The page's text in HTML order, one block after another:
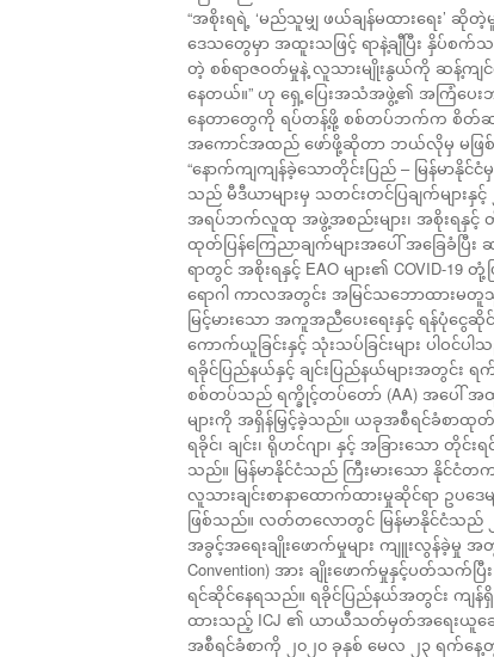
“အစိုးရရဲ့ ‘မည်သူမျှ ဖယ်ချန်မထားရေး’
ဒေသတွေမှာ အထူးသဖြင့် ရာနဲ့ချီပြီး နှိ
တဲ့ စစ်ရာဇဝတ်မှုနဲ့ လူသားမျိုးနွယ်ကို ဆန့်က
နေတယ်။” ဟု ရှေ့ပြေးအသံအဖွဲ့၏ အကြံပေး
နေတာတွေကို ရပ်တန့်ဖို့ စစ်တပ်ဘက်က စိတ်ဆန္ဒ
အကောင်အထည် ဖော်ဖို့ဆိုတာ ဘယ်လိုမှ မဖြ
“နောက်ကျကျန်ခဲ့သောတိုင်းပြည် – မြန်မာ
သည် မီဒီယာများမှ သတင်းတင်ပြချက်များ
အရပ်ဘက်လူထု အဖွဲ့အစည်းများ၊ အစိုးရနှင့်
ထုတ်ပြန်ကြေညာချက်များအပေါ် အခြေခံပ
ရာတွင် အစိုးရနှင့် EAO များ၏ COVID-19
ရောဂါ ကာလအတွင်း အမြင်သဘောထားမတူသူ
မြင့်မားသော အကူအညီပေးရေးနှင့် ရန်ပုံငွ
ကောက်ယူခြင်းနှင့် သုံးသပ်ခြင်းများ ပါဝင်ပါ
ရခိုင်ပြည်နယ်နှင့် ချင်းပြည်နယ်များအတွင်း
စစ်တပ်သည် ရက္ခိုင့်တပ်တော် (AA) အပေါ် အ
များကို အရှိန်မြှင့်ခဲ့သည်။ ယခုအစီရင်ခံစာထု
ရခိုင်၊ ချင်း၊ ရိုဟင်ဂျာ၊ နှင့် အခြားသော တို
သည်။ မြန်မာနိုင်ငံသည် ကြီးမားသော နိုင်ငံတ
လူသားချင်းစာနာထောက်ထားမှုဆိုင်ရာ ဥပဒေ
ဖြစ်သည်။ လတ်တလောတွင် မြန်မာနိုင်ငံသည် ၂၀
အခွင့်အရေးချိုးဖောက်မှုများ ကျူးလွန်ခဲ့မှု
Convention) အား ချိုးဖောက်မှုနှင့်ပတ်သက်
ရင်ဆိုင်နေရသည်။ ရခိုင်ပြည်နယ်အတွင်း ကျန်ရှိ
ထားသည့် ICJ ၏ ယာယီသတ်မှတ်အရေးယူဆော
အစီရင်ခံစာကို ၂၀၂၀ ခုနှစ် မေလ ၂၃ ရက်န